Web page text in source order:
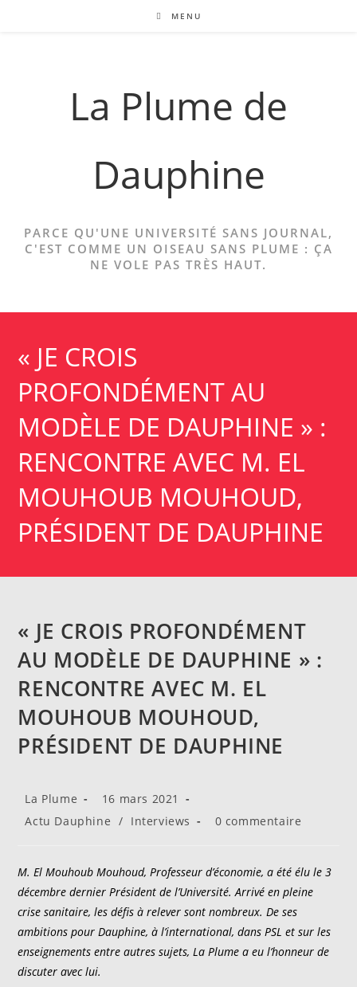
MENU
La Plume de
Dauphine
PARCE QU'UNE UNIVERSITÉ SANS JOURNAL,
C'EST COMME UN OISEAU SANS PLUME : ÇA
NE VOLE PAS TRÈS HAUT.
« JE CROIS
PROFONDÉMENT AU
MODÈLE DE DAUPHINE » :
RENCONTRE AVEC M. EL
MOUHOUB MOUHOUD,
PRÉSIDENT DE DAUPHINE
« JE CROIS PROFONDÉMENT
AU MODÈLE DE DAUPHINE » :
RENCONTRE AVEC M. EL
MOUHOUB MOUHOUD,
PRÉSIDENT DE DAUPHINE
Auteur/autrice
la
La Plume
Publication
16 mars 2021
Post
Actu Dauphine / Interviews
Commentaires
0 commentaire
M. El Mouhoub Mouhoud, Professeur d’économie, a été élu le 3
décembre dernier Président de l’Université. Arrivé en pleine
crise sanitaire, les défis à relever sont nombreux. De ses
ambitions pour Dauphine, à l’international, dans PSL et sur les
enseignements entre autres sujets, La Plume a eu l’honneur de
discuter avec lui.